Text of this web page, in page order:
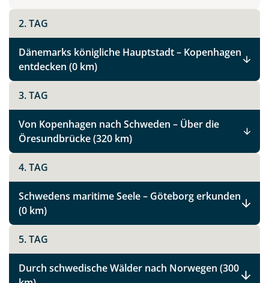
2. TAG
Dänemarks königliche Hauptstadt – Kopenhagen
entdecken (0 km)
3. TAG
Von Kopenhagen nach Schweden – Über die
Öresundbrücke (320 km)
4. TAG
Schwedens maritime Seele – Göteborg erkunden
(0 km)
5. TAG
Durch schwedische Wälder nach Norwegen (300